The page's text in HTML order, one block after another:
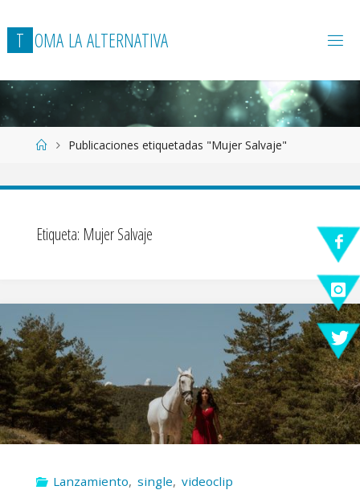
T OMA LAALTERNATIVA
Página
Inicio
Publicaciones etiquetadas "Mujer Salvaje"
Etiqueta: Mujer Salvaje
Lanzamiento, single, videoclip